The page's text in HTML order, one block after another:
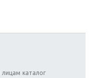
лицам каталог